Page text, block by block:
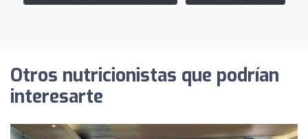
Otros nutricionistas que podrían
interesarte